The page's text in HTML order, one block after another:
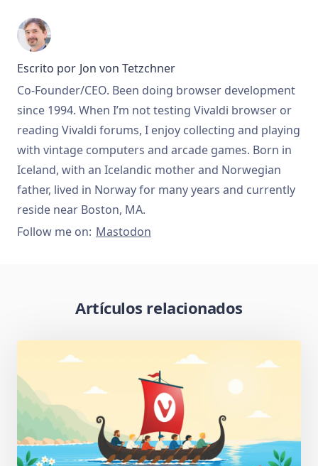
Escrito por Jon von Tetzchner
Co-Founder/CEO. Been doing browser development
since 1994. When I’m not testing Vivaldi browser or
reading Vivaldi forums, I enjoy collecting and playing
with vintage computers and arcade games. Born in
Iceland, with an Icelandic mother and Norwegian
father, lived in Norway for many years and currently
reside near Boston, MA.
Follow me on: Mastodon
Artículos relacionados